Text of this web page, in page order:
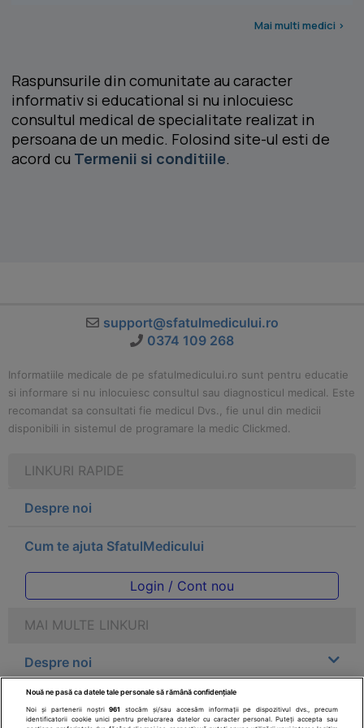
Mai multi medici >
Raspunsurile din comunitate au caracter
informativ si educational si nu inlocuiesc
consultul medical de specialitate realizat in
persoana de un medic. Folosind site-ul esti de
acord cu Termenii si conditiile.
support@sfatulmedicului.ro
0374 109 268
Informatiile medicale de pe sfatulmedicului.ro sunt pentru educatie
si informare si nu inlocuiesc consultul sau diagnosticul medical. Este
recomandat sa consultati fie medicul Dvs., fie unul din medicii
disponibili in sistemul de programare la medic Clickmed.
LINKURI RAPIDE
Despre noi
Cum te ajuta SfatulMedicului
Login / Cont nou
MAI MULTE LINKURI
Despre noi
Legal
Nouă ne pasă ca datele tale personale să rămână confidențiale
Noi și partenerii noștri961
stocăm și/sau accesăm informații pe dispozitivul dvs., precum
identificatorii cookie unici pentru prelucrarea datelor cu caracter personal. Puteți accepta sau